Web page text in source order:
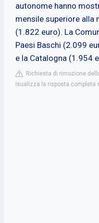
autonome hanno
mensile superiore alla
(1.822 euro). La
Paesi Baschi (2.099
e la Catalogna (1.954
Richiesta di rimozione
isualizza la risposta completa